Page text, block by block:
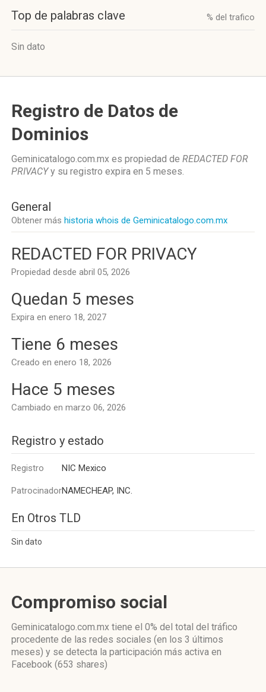
Top de palabras clave % del trafico
Sin dato
Registro de Datos de
Dominios
Geminicatalogo.com.mx es propiedad de REDACTED FOR
PRIVACYy su registro expira en 5 meses.
General
Obtener más historia whois de Geminicatalogo.com.mx
REDACTED FOR PRIVACY
Propiedad desde abril 05, 2026
Quedan 5 meses
Expira en enero 18, 2027
Tiene 6 meses
Creado en enero 18, 2026
Hace 5 meses
Cambiado en marzo 06, 2026
Registro y estado
Registro NIC Mexico
PatrocinadorNAMECHEAP, INC.
En Otros TLD
Sin dato
Compromiso social
Geminicatalogo.com.mx tiene el 0% del total del tráfico
procedente de las redes sociales (en los 3 últimos
meses) y se detecta la participación más activa en
Facebook (653 shares)